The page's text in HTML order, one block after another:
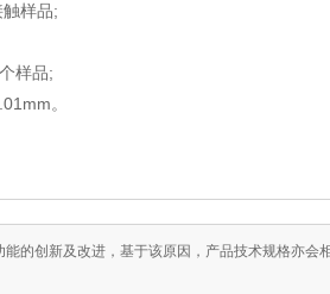
触样品;
样品;
。
的创新及改进，基于该原因，产品技术规格亦会